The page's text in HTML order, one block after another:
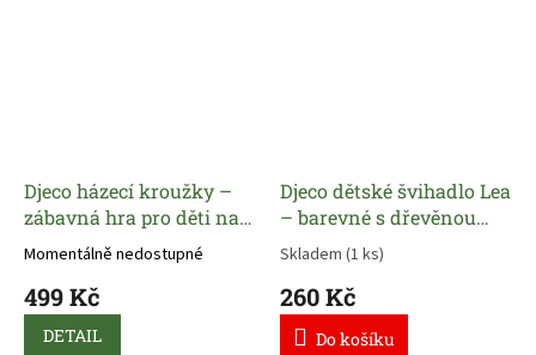
Djeco házecí kroužky –
zábavná hra pro děti na
doma i ven
Momentálně nedostupné
499 Kč
DETAIL
Djeco dětské švihadlo Lea
– barevné s dřevěnou
rukojetí
Skladem (1 ks)
260 Kč
Do košíku